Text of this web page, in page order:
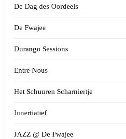
De Dag des Oordeels
De Fwajee
Durango Sessions
Entre Nous
Het Schuuren Scharniertje
Innertiatief
JAZZ @ De Fwajee